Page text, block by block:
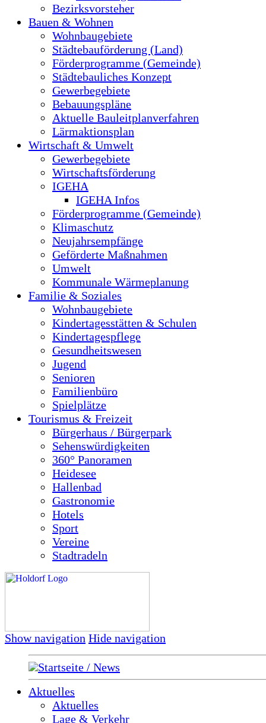
Bezirksvorsteher
Bauen & Wohnen
Wohnbaugebiete
Städtebauförderung (Land)
Förderprogramme (Gemeinde)
Städtebauliches Konzept
Gewerbegebiete
Bebauungspläne
Aktuelle Bauleitplanverfahren
Lärmaktionsplan
Wirtschaft & Umwelt
Gewerbegebiete
Wirtschaftsförderung
IGEHA
IGEHA Infos
Förderprogramme (Gemeinde)
Klimaschutz
Neujahrsempfänge
Geförderte Maßnahmen
Umwelt
Kommunale Wärmeplanung
Familie & Soziales
Wohnbaugebiete
Kindertagesstätten & Schulen
Kindertagespflege
Gesundheitswesen
Jugend
Senioren
Familienbüro
Spielplätze
Tourismus & Freizeit
Bürgerhaus / Bürgerpark
Sehenswürdigkeiten
360° Panoramen
Heidesee
Hallenbad
Gastronomie
Hotels
Sport
Vereine
Stadtradeln
Show navigation Hide navigation
Startseite / News
Aktuelles
Aktuelles
Lage & Verkehr